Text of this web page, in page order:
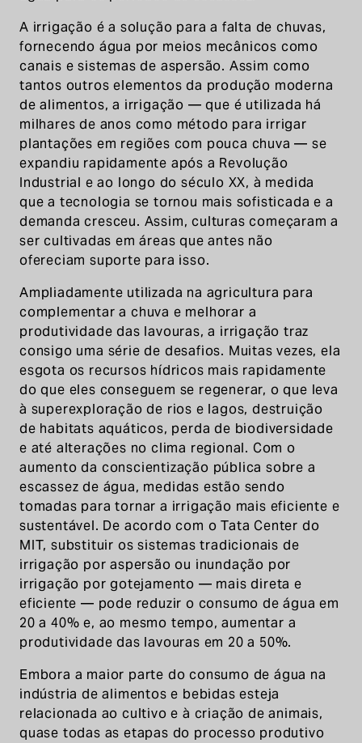
A irrigação é a solução para a falta de chuvas,
fornecendo água por meios mecânicos como
canais e sistemas de aspersão. Assim como
tantos outros elementos da produção moderna
de alimentos, a irrigação — que é utilizada há
milhares de anos como método para irrigar
plantações em regiões com pouca chuva — se
expandiu rapidamente após a Revolução
Industrial e ao longo do século XX, à medida
que a tecnologia se tornou mais sofisticada e a
demanda cresceu. Assim, culturas começaram a
ser cultivadas em áreas que antes não
ofereciam suporte para isso.
Ampliadamente utilizada na agricultura para
complementar a chuva e melhorar a
produtividade das lavouras, a irrigação traz
consigo uma série de desafios. Muitas vezes, ela
esgota os recursos hídricos mais rapidamente
do que eles conseguem se regenerar, o que leva
à superexploração de rios e lagos, destruição
de habitats aquáticos, perda de biodiversidade
e até alterações no clima regional. Com o
aumento da conscientização pública sobre a
escassez de água, medidas estão sendo
tomadas para tornar a irrigação mais eficiente e
sustentável. De acordo com o Tata Center do
MIT, substituir os sistemas tradicionais de
irrigação por aspersão ou inundação por
irrigação por gotejamento — mais direta e
eficiente — pode reduzir o consumo de água em
20 a 40% e, ao mesmo tempo, aumentar a
produtividade das lavouras em 20 a 50%.
Embora a maior parte do consumo de água na
indústria de alimentos e bebidas esteja
relacionada ao cultivo e à criação de animais,
quase todas as etapas do processo produtivo